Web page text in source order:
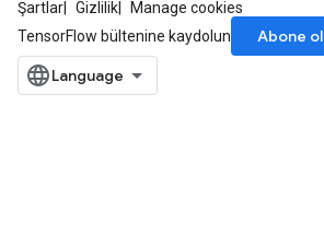
Şartlar Gizlilik
Manage cookies
TensorFlow bültenine kaydolun
Abone ol